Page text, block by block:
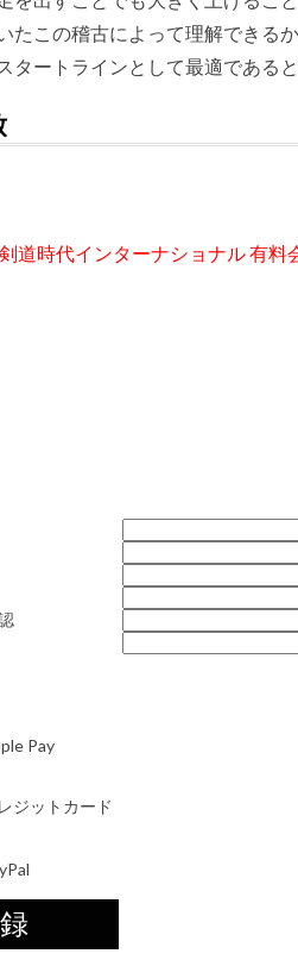
たこの稽古によって理解できる
タートラインとして最適であると
道時代インターナショナル 有料
Pay
ジットカード